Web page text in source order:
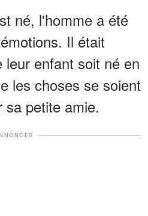
né, l'homme a été
Il était
leur enfant soit né en
les choses se soient
sa petite amie.